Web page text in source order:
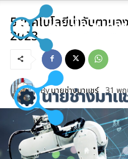
5 เทคโนโลยีน่าจับตาม
2023
Byนายช่างมาแชร์ 31 พ